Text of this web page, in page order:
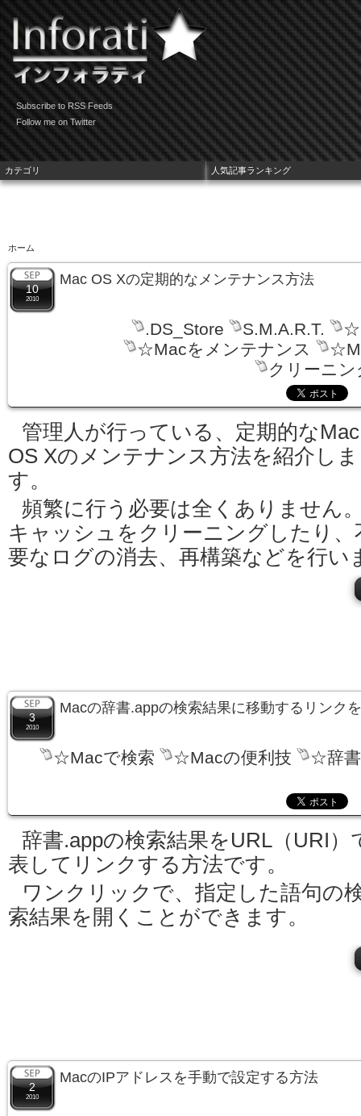
Subscribe to RSS Feeds
Follow me on Twitter
ホーム
10
2010
Mac OS Xの定期的なメンテナンス方法
.DS_Store S.M.A.R.T.
☆Macをメンテナンス
クリーニン
管理人が行っている、定期的なMac
OS Xのメンテナンス方法を紹介しま
す。
頻繁に行う必要は全くありません
キャッシュをクリーニングしたり、
要なログの消去、再構築などを行い
3
2010
Macの辞書.appの検索結果に移動するリンク
☆Macで検索 ☆Macの便利技 ☆辞書
辞書.appの検索結果をURL（URI）
表してリンクする方法です。
ワンクリックで、指定した語句の
索結果を開くことができます。
2
2010
MacのIPアドレスを手動で設定する方法
カテゴリ 人気記事ランキング